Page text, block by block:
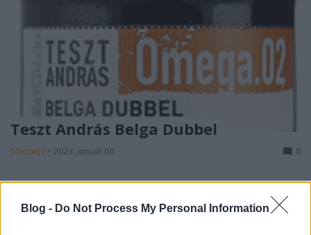
Blog - Do Not Process My Personal Information
Teszt András Belga Dubbel
Madnezz • 2023. január 08. 0
Illat: szilva, mogyoró Hab: drapp, masszív Szín:
sötétbarna Idén akár ez is lehetne Karácsonykor az
Esthajnal, nem tiltakoznék ellene. Bár az első üveg